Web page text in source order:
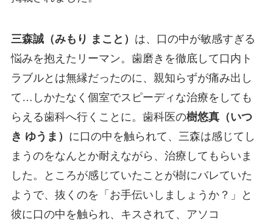
三森誠（みもり まこと） は、口の中が敏感すぎる
悩みを抱えたリーマン。歯磨きを徹底して口内ト
ラブルとは無縁だったのに、親知らずが痛み出し
て…しかたなく個室でスピーディな治療をしても
らえる歯科へ行くことに。歯科医の樹悠真（いつ
き ゆうま） に口の中を触られて、三森は感じてし
まうのをなんとか耐えながら、治療してもらいま
した。ところが感じていたことが樹にバレていた
ようで、抜くのを「お手伝いしましょうか？」と
彼に口の中を触られ、キスされて、アソコ